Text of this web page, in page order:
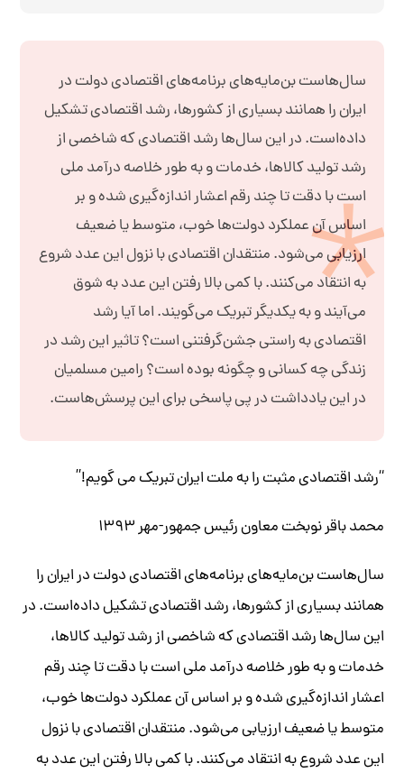
سال‌هاست بن‌مایه‌های برنامه‌های اقتصادی دولت در
ایران را همانند بسیاری از کشورها، رشد اقتصادی تشکیل
داده‌است. در این سال‌ها رشد اقتصادی که شاخصی از
رشد تولید کالاها، خدمات و به طور خلاصه درآمد ملی
است با دقت تا چند رقم اعشار اندازه‌گیری شده و بر
اساس آن عملکرد دولت‌ها خوب، متوسط یا ضعیف
ارزیابی می‌شود. منتقدان اقتصادی با نزول این عدد شروع
به انتقاد می‌کنند. با کمی بالا رفتن این عدد به شوق
می‌آیند و به یکدیگر تبریک می‌گویند. اما آیا رشد
اقتصادی به راستی جشن‌گرفتنی است؟ تاثیر این رشد در
زندگی چه کسانی و چگونه بوده است؟ رامین مسلمیان
در این یادداشت در پی پاسخی برای این پرسش‌هاست.
“رشد اقتصادی مثبت را به ملت ایران تبریک می گویم!”
محمد باقر نوبخت معاون رئیس جمهور-مهر ۱۳۹۳
سال‌هاست بن‌مایه‌های برنامه‌های اقتصادی دولت در ایران را
همانند بسیاری از کشورها، رشد اقتصادی تشکیل داده‌است. در
این سال‌ها رشد اقتصادی که شاخصی از رشد تولید کالاها،
خدمات و به طور خلاصه درآمد ملی است با دقت تا چند رقم
اعشار اندازه‌گیری شده و بر اساس آن عملکرد دولت‌ها خوب،
متوسط یا ضعیف ارزیابی می‌شود. منتقدان اقتصادی با نزول
این عدد شروع به انتقاد می‌کنند. با کمی بالا رفتن این عدد به